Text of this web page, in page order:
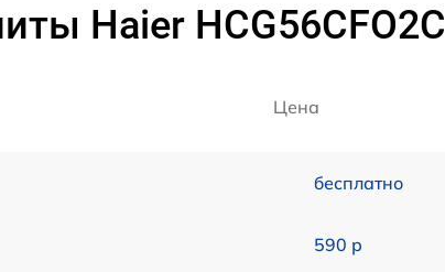
Haier HCG56CFO2C
Цена
бесплатно
590 р